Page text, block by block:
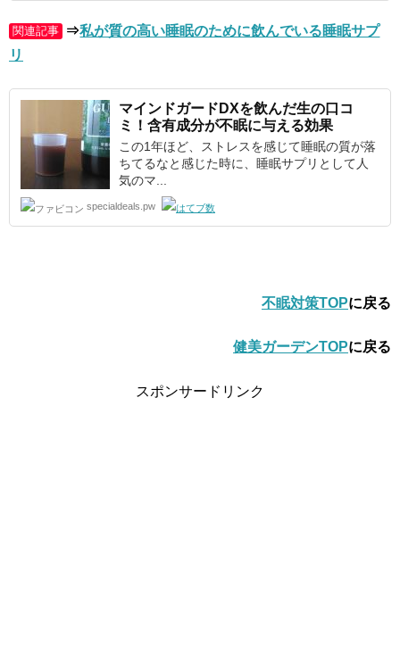
関連記事 ⇒私が質の高い睡眠のために飲んでいる睡眠サプ
リ
マインドガードDXを飲んだ生の口コ
ミ！含有成分が不眠に与える効果
この1年ほど、ストレスを感じて睡眠の質が落
ちてるなと感じた時に、睡眠サプリとして人
気のマ...
specialdeals.pw
不眠対策TOPに戻る
健美ガーデンTOPに戻る
スポンサードリンク